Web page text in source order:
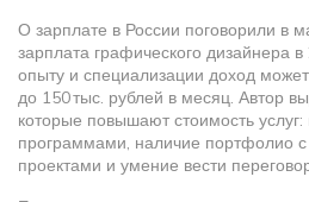
О зарплате в России поговорили в
зарплата графического дизайнера
опыту и специализации доход
до 150 тыс. рублей в месяц. Автор
которые повышают стоимость услуг:
программами, наличие портфолио
проектами и умение вести